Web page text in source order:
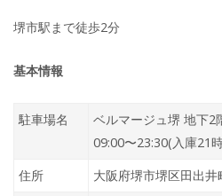
堺市駅まで徒歩2分
基本情報
駐車場名
ベルマージュ堺 地下2
09:00〜23:30(入庫21時
住所
大阪府堺市堺区田出井